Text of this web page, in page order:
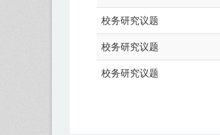
校务研究议题
校务研究议题
校务研究议题